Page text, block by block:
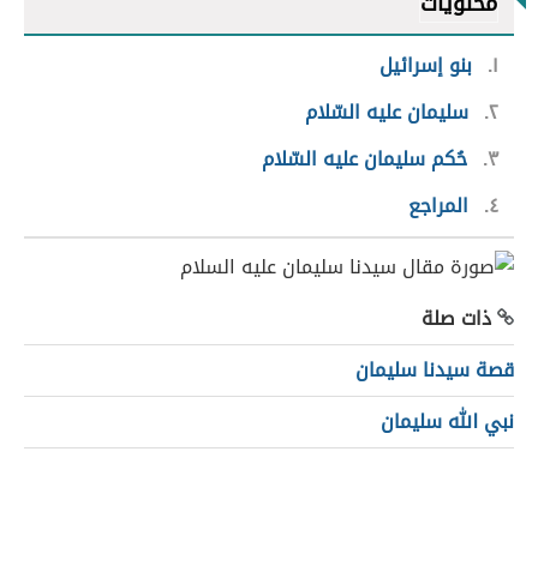
١ بنو إسرائيل
٢ سليمان عليه السّلام
٣ حُكم سليمان عليه السّلام
٤
المراجع
ذات صلة
قصة سيدنا سليمان
نبي الله سليمان